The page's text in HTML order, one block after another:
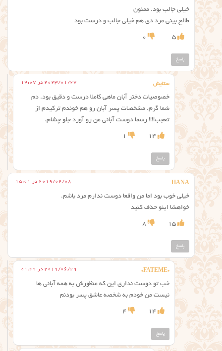
خیلی جالب بود. ممنون
طالع بینی مرد دی هم خیلی جالب و درست بود
5
0
پاسخ
ستایش 2023/01/27 در 14:07
خصوصیات دختر آبان ماهی کاملا درست و دقیق بود. دم
شما گرم. مشخصات پسر آبان رو هم خوندم ترکیدم از
تعجب!!!! رسما دوست آبانی من رو آورد جلو چشام.
14
1
پاسخ
HANA 2019/02/08 در 15:01
خیلی خوب بود اما من واقعا دوست ندارم مرد باشم.
خواهشا اینو حذف کنید
15
8
پاسخ
*FATEME* 2019/06/29 در 01:49
خب تو دوست نداری این که منظورش به همه آبانی ها
نیست من خودم به شخصه عاشق پسر بودنم
14
4
پاسخ